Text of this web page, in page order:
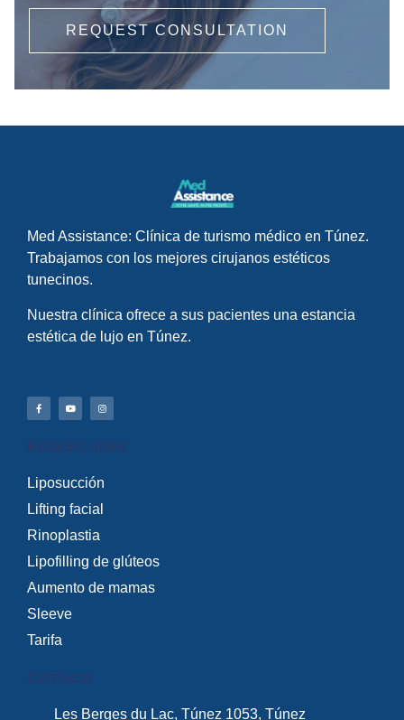
REQUEST CONSULTATION
Med Assistance: Clínica de turismo médico en Túnez.
Trabajamos con los mejores cirujanos estéticos
tunecinos.
Nuestra clínica ofrece a sus pacientes una estancia
estética de lujo en Túnez.
Enlaces útiles
Liposucción
Lifting facial
Rinoplastia
Lipofilling de glúteos
Aumento de mamas
Sleeve
Tarifa
Contacto
Les Berges du Lac, Túnez 1053, Túnez